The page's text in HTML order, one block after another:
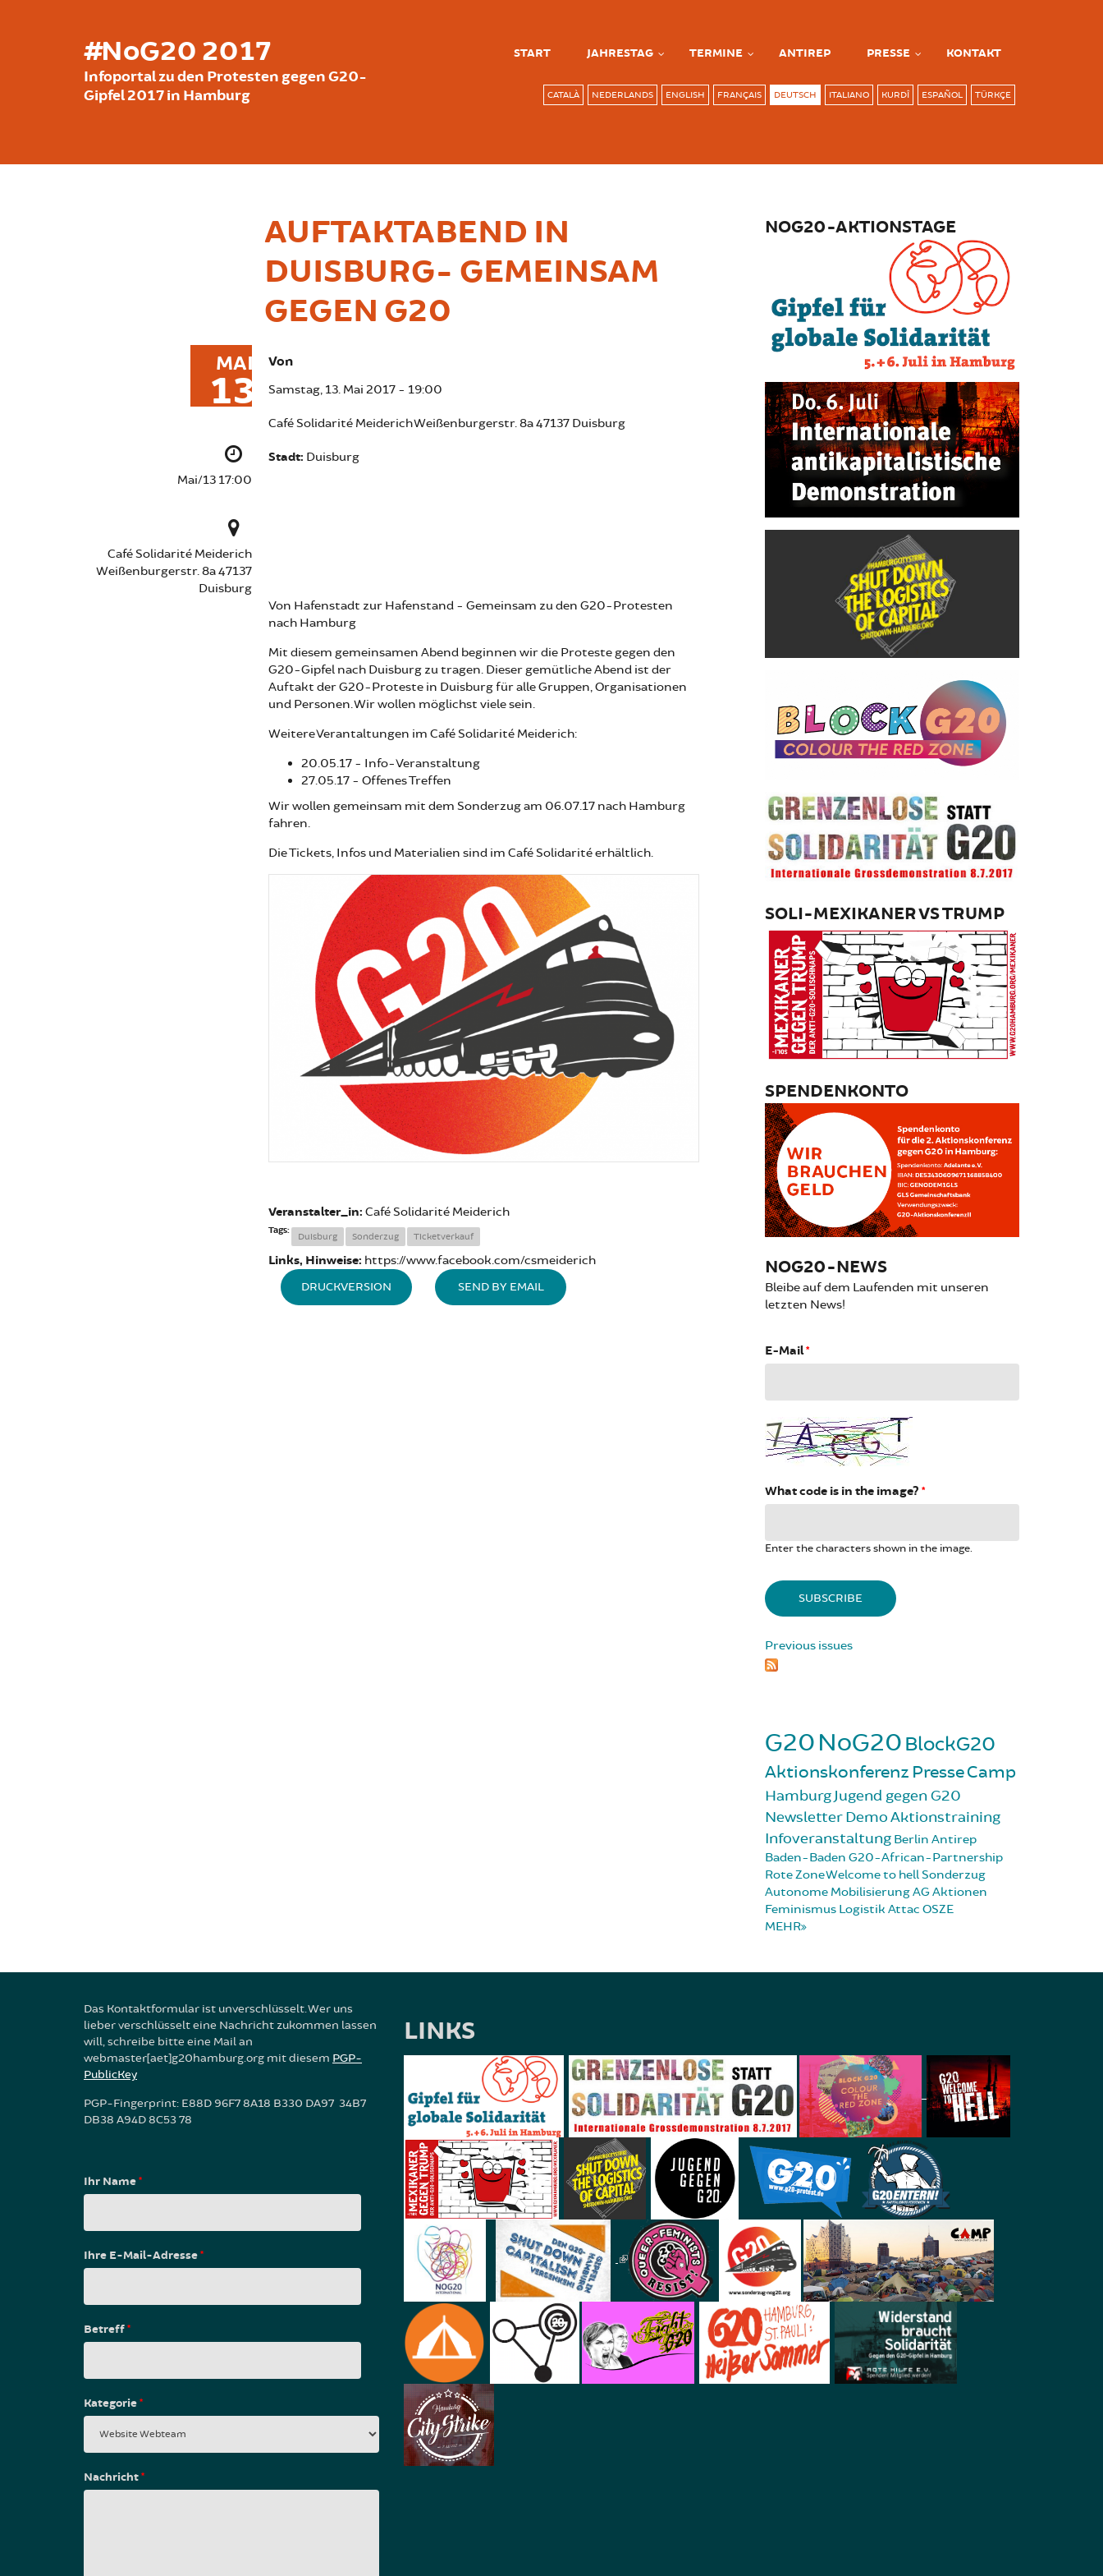
#NoG20 2017
Infoportal zu den Protesten gegen G20-
Gipfel 2017 in Hamburg
START JAHRESTAG TERMINE ANTIREP PRESSE KONTAKT
CATALÀ NEDERLANDS ENGLISH FRANÇAIS DEUTSCH ITALIANO KURDÎ ESPAÑOL TÜRKÇE
AUFTAKTABEND IN
DUISBURG- GEMEINSAM
GEGEN G20
MAI
13
Mai/13 17:00
Café Solidarité Meiderich
Weißenburgerstr. 8a 47137
Duisburg
Von
Samstag, 13. Mai 2017 - 19:00
Café Solidarité Meiderich Weißenburgerstr. 8a 47137 Duisburg
Stadt: Duisburg
Von Hafenstadt zur Hafenstand - Gemeinsam zu den G20-Protesten
nach Hamburg
Mit diesem gemeinsamen Abend beginnen wir die Proteste gegen den
G20-Gipfel nach Duisburg zu tragen. Dieser gemütliche Abend ist der
Auftakt der G20-Proteste in Duisburg für alle Gruppen, Organisationen
und Personen. Wir wollen möglichst viele sein.
Weitere Verantaltungen im Café Solidarité Meiderich:
20.05.17 - Info-Veranstaltung
27.05.17 - Offenes Treffen
Wir wollen gemeinsam mit dem Sonderzug am 06.07.17 nach Hamburg
fahren.
Die Tickets, Infos und Materialien sind im Café Solidarité erhältlich.
Veranstalter_in: Café Solidarité Meiderich
Tags:
Duisburg Sonderzug Ticketverkauf
Links, Hinweise: https://www.facebook.com/csmeiderich
DRUCKVERSION SEND BY EMAIL
NOG20-AKTIONSTAGE
SOLI-MEXIKANER VS TRUMP
SPENDENKONTO
NOG20-NEWS
Bleibe auf dem Laufenden mit unseren
letzten News!
E-Mail*
What code is in the image? *
Enter the characters shown in the image.
Previous issues
G20NoG20 BlockG20
Aktionskonferenz PresseCamp
HamburgJugend gegen G20
NewsletterDemoAktionstraining
Infoveranstaltung Berlin Antirep
Baden-Baden G20-African-Partnership
Rote ZoneWelcome to hellSonderzug
Autonome MobilisierungAG Aktionen
Feminismus Logistik Attac OSZE
MEHR
Das Kontaktformular ist unverschlüsselt. Wer uns
lieber verschlüsselt eine Nachricht zukommen lassen
will, schreibe bitte eine Mail an
webmaster[aet]g20hamburg.org mit diesem PGP-
PublicKey
PGP-Fingerprint: E88D 96F7 8A18 B330 DA97 34B7
DB38 A94D 8C53 78
Ihr Name*
Ihre E-Mail-Adresse*
Betreff*
Kategorie*
Nachricht*
LINKS